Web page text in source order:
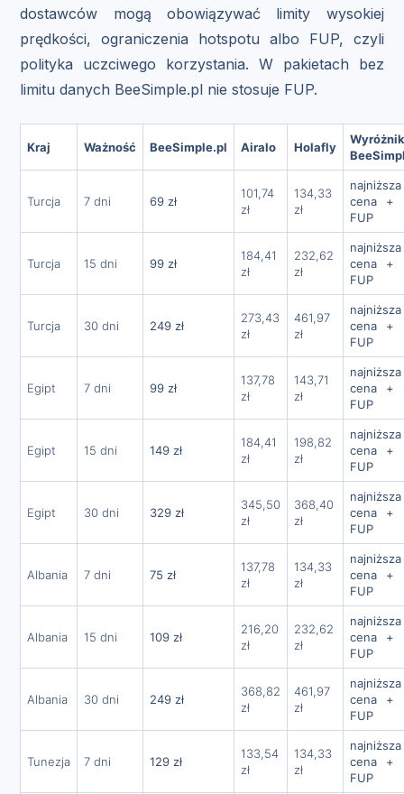
dostawców mogą obowiązywać limity wysokiej
prędkości, ograniczenia hotspotu albo FUP, czyli
polityka uczciwego korzystania. W pakietach bez
limitu danych BeeSimple.pl nie stosuje FUP.
Kraj Ważność BeeSimple.pl Airalo Holafly
Turcja 7 dni 69 zł
101,74
zł
134,33
zł
najniższa
cena +
FUP
Turcja 15 dni 99 zł
184,41
zł
232,62
zł
najniższa
cena +
FUP
Turcja 30 dni 249 zł
273,43
zł
461,97
zł
najniższa
cena +
FUP
Egipt 7 dni 99 zł
137,78
zł
143,71
zł
najniższa
cena +
FUP
Egipt 15 dni 149 zł
184,41
zł
198,82
zł
najniższa
cena +
FUP
Egipt 30 dni 329 zł
345,50
zł
368,40
zł
najniższa
cena +
FUP
Albania 7 dni 75 zł
137,78
zł
134,33
zł
najniższa
cena +
FUP
Albania 15 dni 109 zł
216,20
zł
232,62
zł
najniższa
cena +
FUP
Albania 30 dni 249 zł
368,82
zł
461,97
zł
najniższa
cena +
FUP
Tunezja 7 dni 129 zł
133,54
zł
134,33
zł
najniższa
cena +
FUP